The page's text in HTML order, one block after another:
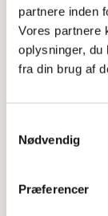
partnere inden
Vores partnere
oplysninger, du
fra din brug af
Nødvendig
Præferencer
Sted:
Pris:250 kr.